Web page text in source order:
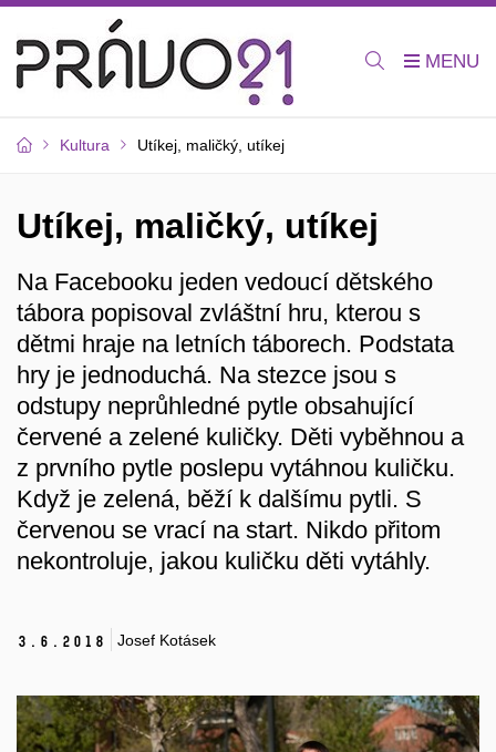
Kultura Utíkej, maličký, utíkej
Utíkej, maličký, utíkej
Na Facebooku jeden vedoucí dětského
tábora popisoval zvláštní hru, kterou s
dětmi hraje na letních táborech. Podstata
hry je jednoduchá. Na stezce jsou s
odstupy neprůhledné pytle obsahující
červené a zelené kuličky. Děti vyběhnou a
z prvního pytle poslepu vytáhnou kuličku.
Když je zelená, běží k dalšímu pytli. S
červenou se vrací na start. Nikdo přitom
nekontroluje, jakou kuličku děti vytáhly.
3. 6. 2018 Josef Kotásek